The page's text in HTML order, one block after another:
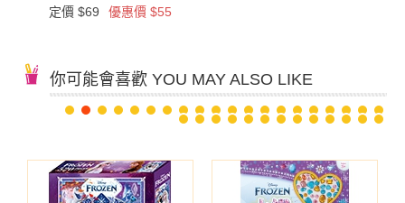
定價 $69
優惠價 $55
你可能會喜歡 YOU MAY ALSO LIKE